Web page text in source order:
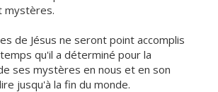
mystères.
de Jésus ne seront point accomplis
qu'il a déterminé pour la
ses mystères en nous et en son
jusqu'à la fin du monde.